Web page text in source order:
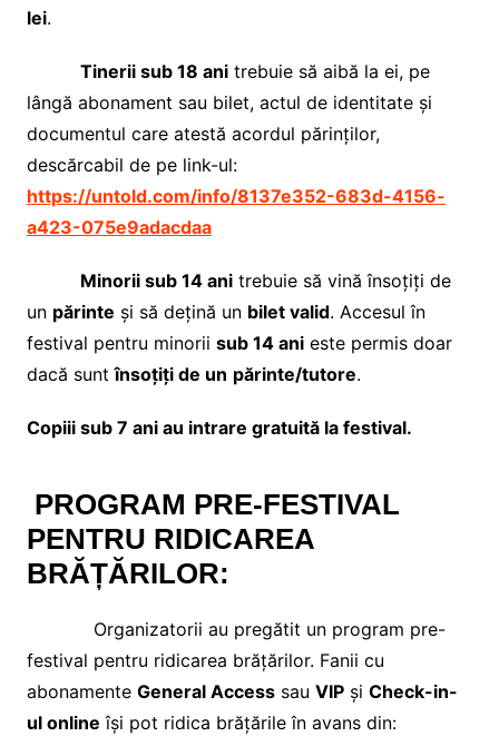
lei.
Tinerii sub 18 anitrebuie să aibă la ei, pe
lângă abonament sau bilet, actul de identitate și
documentul care atestă acordul părinților,
descărcabil de pe link-ul:
https://untold.com/info/8137e352-683d-4156-
a423-075e9adacdaa
Minorii sub 14 anitrebuie să vină însoțiți de
un părinte și să dețină un bilet valid. Accesul în
festival pentru minorii sub 14 anieste permis doar
dacă suntînsoțiți de un părinte/tutore.
Copiii sub 7 ani au intrare gratuită la festival.
PROGRAM PRE-FESTIVAL
PENTRU RIDICAREA
BRĂȚĂRILOR:
Organizatorii au pregătit un program pre-
festival pentru ridicarea brățărilor. Fanii cu
abonamente General Accesssau VIPși Check-in-
ul online își pot ridica brățările în avans din: